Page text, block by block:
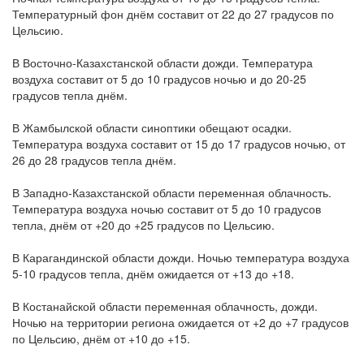
Температурный фон днём составит от 22 до 27 градусов по
Цельсию.
В Восточно-Казахстанской области дожди. Температура
воздуха составит от 5 до 10 градусов ночью и до 20-25
градусов тепла днём.
В Жамбылской области синоптики обещают осадки.
Температура воздуха составит от 15 до 17 градусов ночью, от
26 до 28 градусов тепла днём.
В Западно-Казахстанской области переменная облачность.
Температура воздуха ночью составит от 5 до 10 градусов
тепла, днём от +20 до +25 градусов по Цельсию.
В Карагандинской области дожди. Ночью температура воздуха
5-10 градусов тепла, днём ожидается от +13 до +18.
В Костанайской области переменная облачность, дожди.
Ночью на территории региона ожидается от +2 до +7 градусов
по Цельсию, днём от +10 до +15.